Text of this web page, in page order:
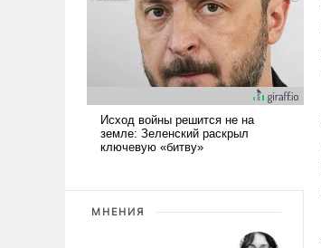
МНЕНИЯ